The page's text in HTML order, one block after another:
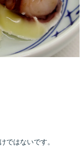
ではないです。